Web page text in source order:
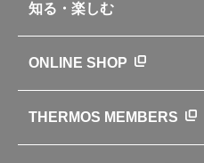
カタログ
世界のサーモス
サーモスの歴史
知る・楽しむ
クラブサーモス
WEBマガジン
お弁当にエールを込めて
ONLINE SHOP
THERMOS MEMBERS